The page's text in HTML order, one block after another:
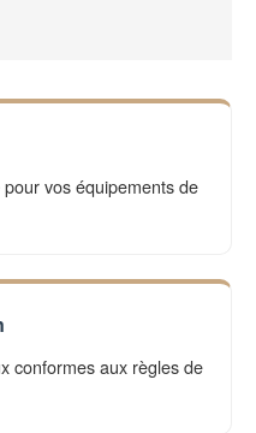
vos équipements de
conformes aux règles de